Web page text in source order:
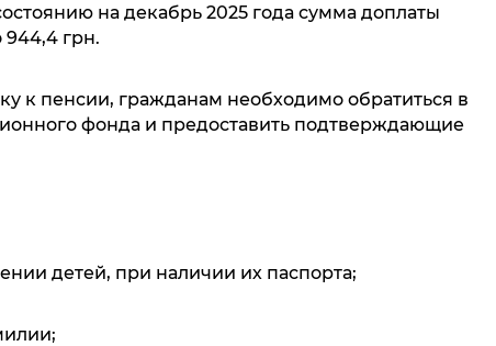
на декабрь 2025 года сумма доплаты
944,4 грн.
к пенсии, гражданам необходимо обратиться в
фонда и предоставить подтверждающие
детей, при наличии их паспорта;